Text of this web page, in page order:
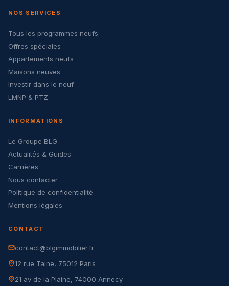
NOS SERVICES
Tous les programmes neufs
Offres spéciales
Appartements neufs
Maisons neuves
Investir dans le neuf
LMNP & PTZ
INFORMATIONS
Le Groupe BLG
Actualités & Guides
Carrières
Nous contacter
Politique de confidentialité
Mentions légales
CONTACT
contact@blgimmobilier.fr
12 rue Taine, 75012 Paris
21 av de la Plaine, 74000 Annecy